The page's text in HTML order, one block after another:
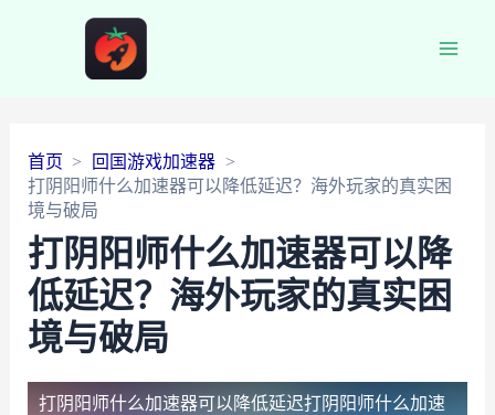
首页
回国游戏加速器
打阴阳师什么加速器可以降低延迟？海外玩家的真实困
境与破局
打阴阳师什么加速器可以降
低延迟？海外玩家的真实困
境与破局
打阴阳师什么加速器可以降低延迟打阴阳师什么加速